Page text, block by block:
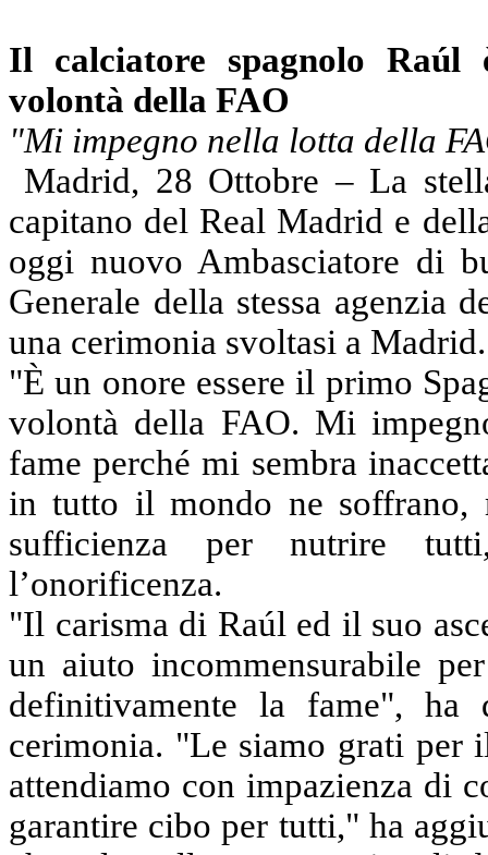
Il calciatore spagnolo Raúl
volontà della FAO
"Mi impegno nella lotta della
Madrid, 28 Ottobre – La
capitano del Real Madrid e
oggi nuovo Ambasciatore di
Generale della stessa agenzia
una cerimonia svoltasi a Madrid.
"È un onore essere il primo
volontà della FAO. Mi
fame perché mi sembra
in tutto il mondo ne soffrano,
sufficienza per nutrire
l’onorificenza.
"Il carisma di Raúl ed il suo
un aiuto incommensurabile
definitivamente la fame", ha
cerimonia. "Le siamo grati per
attendiamo con impazienza di
garantire cibo per tutti," ha